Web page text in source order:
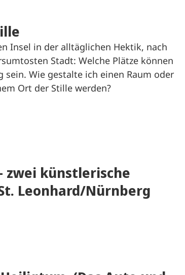
Insel in der alltäglichen Hektik, nach
Stadt: Welche Plätze können
sein. Wie gestalte ich einen Raum oder
Ort der Stille werden?
zwei künstlerische
Leonhard/Nürnberg